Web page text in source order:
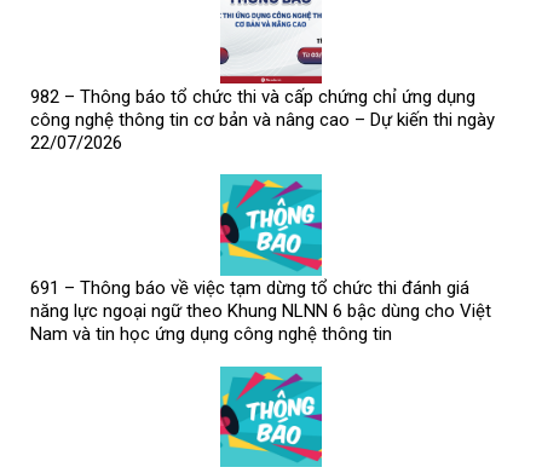
982 – Thông báo tổ chức thi và cấp chứng chỉ ứng dụng
công nghệ thông tin cơ bản và nâng cao – Dự kiến thi ngày
22/07/2026
691 – Thông báo về việc tạm dừng tổ chức thi đánh giá
năng lực ngoại ngữ theo Khung NLNN 6 bậc dùng cho Việt
Nam và tin học ứng dụng công nghệ thông tin